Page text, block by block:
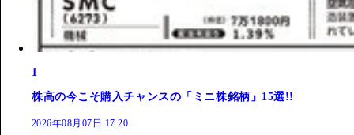
1
株高の今こそ購入チャンスの「ミニ株銘柄」15選!!
2026年08月07日 17:20